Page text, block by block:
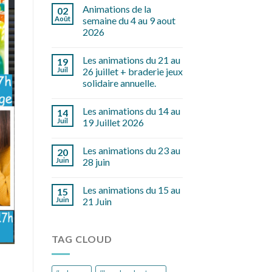
02
Août
Animations de la
semaine du 4 au 9 aout
2026
19
Juil
Les animations du 21 au
26 juillet + braderie jeux
solidaire annuelle.
14
Juil
Les animations du 14 au
19 Juillet 2026
20
Juin
Les animations du 23 au
28 juin
15
Juin
Les animations du 15 au
21 Juin
TAG CLOUD